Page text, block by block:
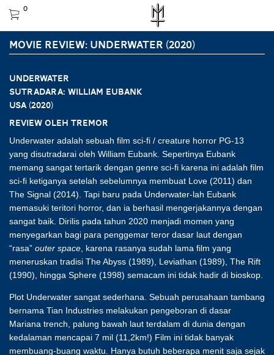
0
MOVIE REVIEW: UNDERWATER (2020)
UNDERWATER
Sutradara: William Eubank
USA (2020)
Review oleh Tremor
Underwater adalah sebuah film sci-fi / creature horror PG-13
yang disutradarai oleh William Eubank. Sepertinya Eubank
memang sangat tertarik dengan genre sci-fi karena ini adalah film
sci-fi ketiganya setelah sebelumnya membuat Love (2011) dan
The Signal (2014). Tapi baru pada Underwater-lah Eubank
memasuki teritori horror, dan ia berhasil mengerjakannya dengan
sangat baik. Dirilis pada tahun 2020 menjadi momen yang
menyegarkan bagi para penggemar teror dasar laut dengan
“rasa” outer space , karena rasanya sudah lama film yang
meneruskan tradisi The Abyss (1989), Leviathan (1989), The Rift
(1990), hingga Sphere (1998) semacam ini tidak hadir di bioskop.
Plot Underwater sangat sederhana. Sebuah perusahaan tambang
bernama Tian Industries melakukan pengeboran di dasar
Mariana trench, palung bawah laut terdalam di dunia dengan
kedalaman mencapai 7 mil (11,2km!) Film ini tidak banyak
membuang-buang waktu. Hanya butuh beberapa menit saja sejak